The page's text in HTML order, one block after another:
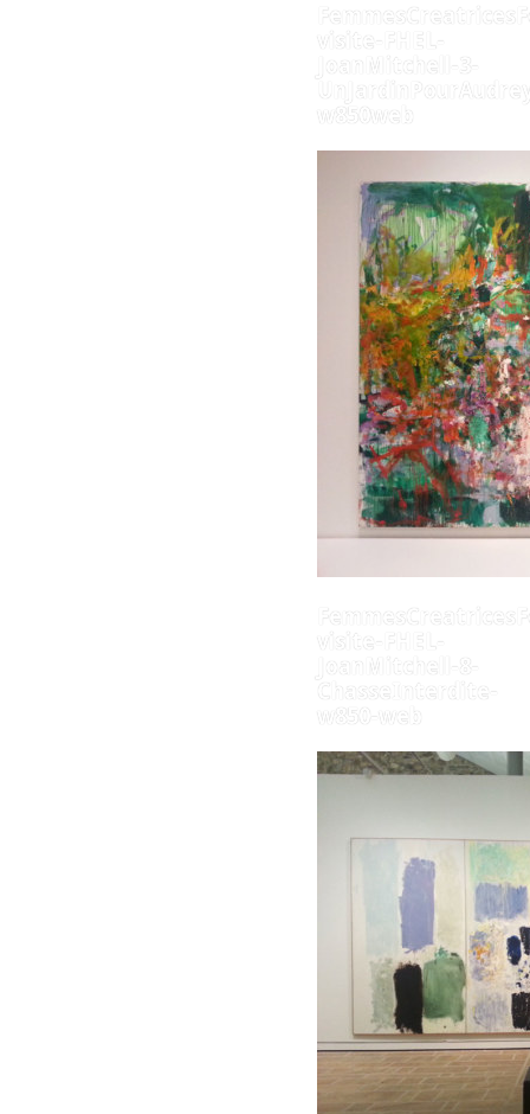
JoanMitchell-3-
w850web
JoanMitchell-8-
w850-web